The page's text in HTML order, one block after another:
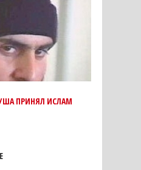
ПРИНЯЛ ИСЛАМ